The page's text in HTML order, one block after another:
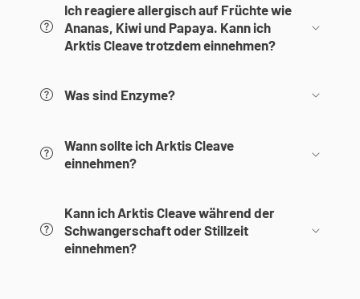
Ich reagiere allergisch auf Früchte wie
Ananas, Kiwi und Papaya. Kann ich
Arktis Cleave trotzdem einnehmen?
Was sind Enzyme?
Wann sollte ich Arktis Cleave
einnehmen?
Kann ich Arktis Cleave während der
Schwangerschaft oder Stillzeit
einnehmen?